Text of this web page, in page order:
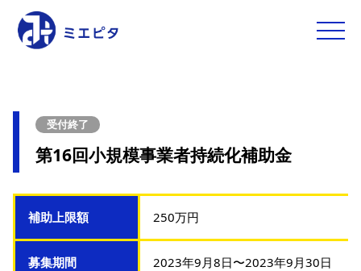
toggle
受付終了
第16回小規模事業者持続化補助金
補助上限額 250万円
募集期間 2023年9月8日〜2023年9月30日